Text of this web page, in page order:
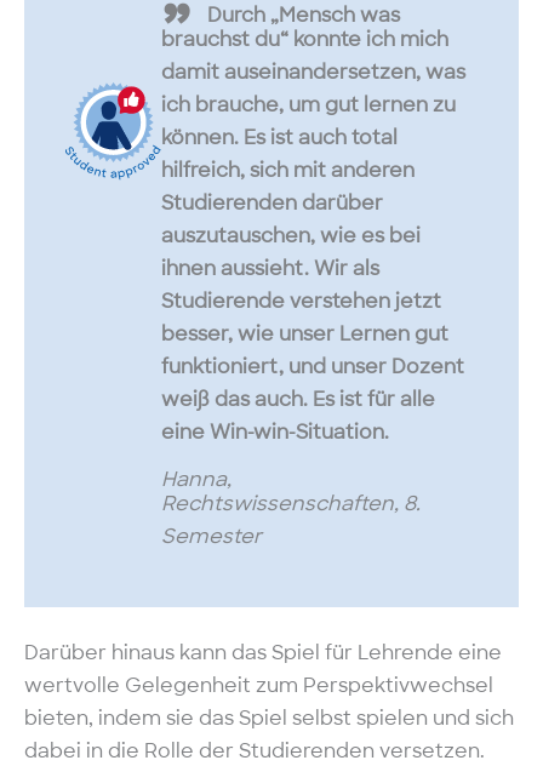
Durch „Mensch was
brauchst du“ konnte ich mich
damit auseinandersetzen, was
ich brauche, um gut lernen zu
können. Es ist auch total
hilfreich, sich mit anderen
Studierenden darüber
auszutauschen, wie es bei
ihnen aussieht. Wir als
Studierende verstehen jetzt
besser, wie unser Lernen gut
funktioniert, und unser Dozent
weiß das auch. Es ist für alle
eine Win-win-Situation.
Hanna,
Rechtswissenschaften, 8.
Semester
Darüber hinaus kann das Spiel für Lehrende eine
wertvolle Gelegenheit zum Perspektivwechsel
bieten, indem sie das Spiel selbst spielen und sich
dabei in die Rolle der Studierenden versetzen.